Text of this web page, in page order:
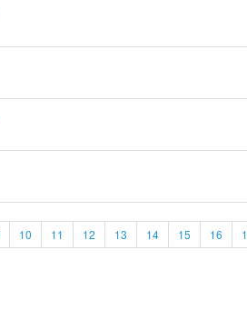
10 11 12 13 14 15 16